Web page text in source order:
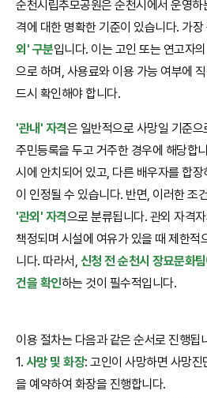
순천시립추모공원은 순천시에서 운영
격에 대한 명확한 기준이 있습니다. 가
외' 구분입니다. 이는 고인 또는 연고자
으로 하며, 사용료와 이용 가능 여부에
드시 확인해야 합니다.
'관내' 자격은 일반적으로 사망일 기준
주민등록을 두고 거주한 경우에 해당합
시에 안치되어 있고, 다른 배우자를 합
이 인정될 수 있습니다. 반면, 이러한 조
'관외' 자격으로 분류됩니다. 관외 자격
책정되며 시설에 여유가 있을 때 제한적
니다. 따라서, 신청 전 순천시 장묘문화
건을 확인하는 것이 필수적입니다.
이용 절차는 다음과 같은 순서로 진행됩
1. 사망 및 화장: 고인이 사망하면 사망
을 예약하여 화장을 진행합니다.